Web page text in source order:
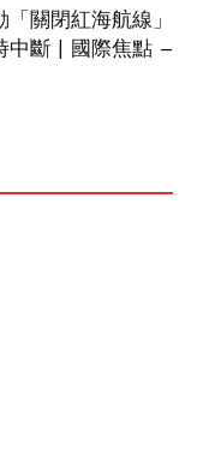
關閉紅海航線」
中斷 | 國際焦點 –